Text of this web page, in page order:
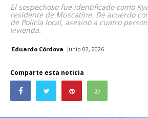
El sospechoso fue identificado como
residente de Muscatine. De acuerdo
de Policía local, asesinó a cuatro
vivienda.
Eduardo Córdova Junio 02, 2026
Comparte esta noticia